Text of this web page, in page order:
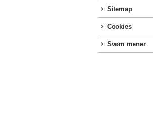
Sitemap
Cookies
Svøm mener